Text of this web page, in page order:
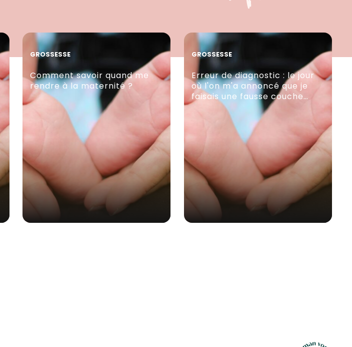
GROSSESSE
Comment savoir quand me
rendre à la maternité ?
GROSSESSE
Erreur de diagnostic : le jour
où l'on m'a annoncé que je
faisais une fausse couche…